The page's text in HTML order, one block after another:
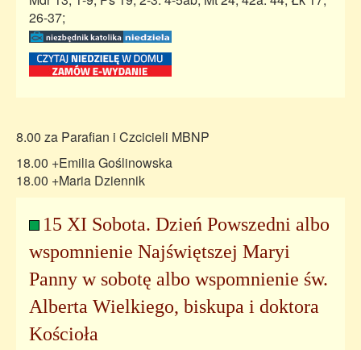
26-37;
8.00 za Parafian i Czcicieli MBNP
18.00 +Emilia Goślinowska
18.00 +Maria Dziennik
15 XI Sobota. Dzień Powszedni albo
wspomnienie Najświętszej Maryi
Panny w sobotę albo wspomnienie św.
Alberta Wielkiego, biskupa i doktora
Kościoła